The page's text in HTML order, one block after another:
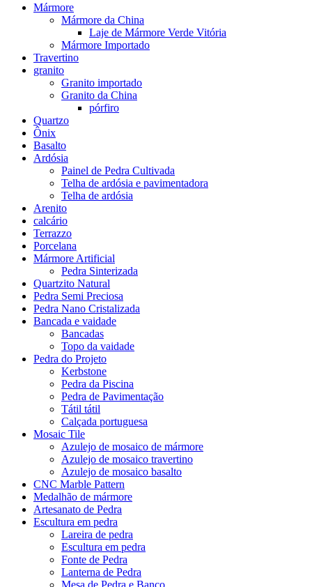
Mármore
Mármore da China
Laje de Mármore Verde Vitória
Mármore Importado
Travertino
granito
Granito importado
Granito da China
pórfiro
Quartzo
Ônix
Basalto
Ardósia
Painel de Pedra Cultivada
Telha de ardósia e pavimentadora
Telha de ardósia
Arenito
calcário
Terrazzo
Porcelana
Mármore Artificial
Pedra Sinterizada
Quartzito Natural
Pedra Semi Preciosa
Pedra Nano Cristalizada
Bancada e vaidade
Bancadas
Topo da vaidade
Pedra do Projeto
Kerbstone
Pedra da Piscina
Pedra de Pavimentação
Tátil tátil
Calçada portuguesa
Mosaic Tile
Azulejo de mosaico de mármore
Azulejo de mosaico travertino
Azulejo de mosaico basalto
CNC Marble Pattern
Medalhão de mármore
Artesanato de Pedra
Escultura em pedra
Lareira de pedra
Escultura em pedra
Fonte de Pedra
Lanterna de Pedra
Mesa de Pedra e Banco